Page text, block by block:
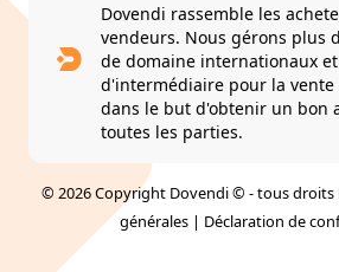
Dovendi rassemble les
vendeurs. Nous gérons plus
de domaine internationaux
d'intermédiaire pour la vente
dans le but d'obtenir un bon
toutes les parties.
© 2026 Copyright Dovendi © - tous droits
générales | Déclaration de